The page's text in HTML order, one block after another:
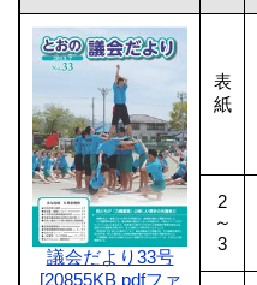
議会だより33号
[20855KB pdfファ
表
紙
2
～
3